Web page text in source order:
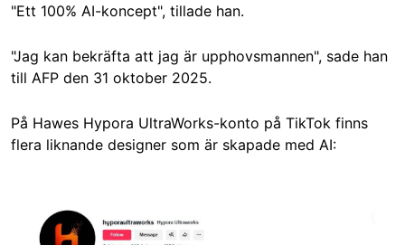
"Ett 100% AI-koncept", tillade han.
"Jag kan bekräfta att jag är upphovsmannen", sade han
till AFP den 31 oktober 2025.
På Hawes Hypora UltraWorks-konto på TikTok finns
flera liknande designer som är skapade med AI:
Image